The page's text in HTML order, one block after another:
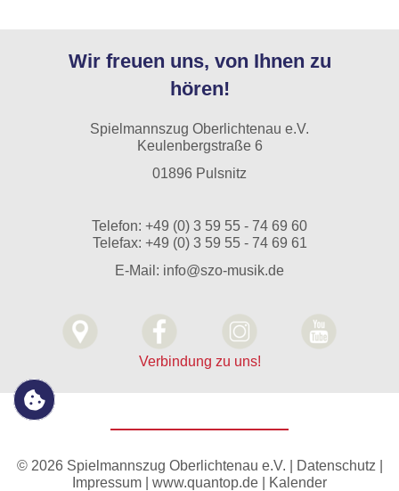
Wir freuen uns, von Ihnen zu
hören!
Spielmannszug Oberlichtenau e.V.
Keulenbergstraße 6
01896 Pulsnitz
Telefon: +49 (0) 3 59 55 - 74 69 60
Telefax: +49 (0) 3 59 55 - 74 69 61
E-Mail: info@szo-musik.de
Verbindung zu uns!
© 2026 Spielmannszug Oberlichtenau e.V. | Datenschutz
Impressum
www.quantop.de Kalender